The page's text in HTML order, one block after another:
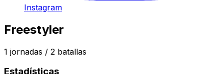
Instagram
Freestyler
1 jornadas / 2 batallas
Estadísticas